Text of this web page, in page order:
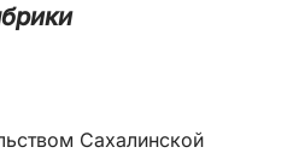
Сахалинской